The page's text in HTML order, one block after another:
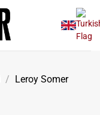
/ Leroy Somer